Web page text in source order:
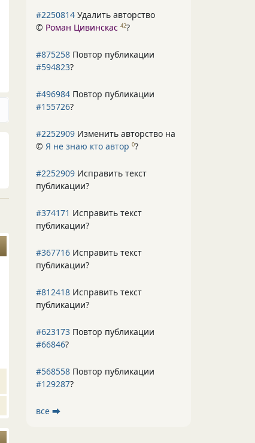
#2250814 Удалить авторство
© Роман Цивинскас 42?
#875258 Повтор публикации
#594823?
#496984 Повтор публикации
#155726?
#2252909 Изменить авторство на
© Я не знаю кто автор 0?
#2252909 Исправить текст
публикации?
#374171 Исправить текст
публикации?
#367716 Исправить текст
публикации?
#812418 Исправить текст
публикации?
#623173 Повтор публикации
#66846?
#568558 Повтор публикации
#129287?
все ⮕